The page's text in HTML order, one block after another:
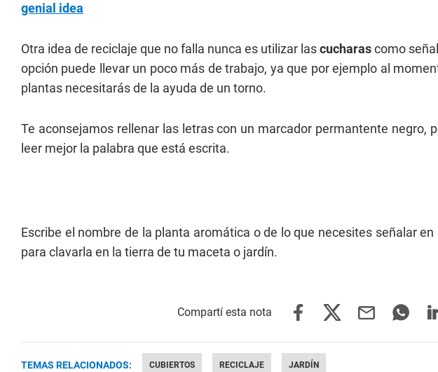
genial idea
Otra idea de reciclaje que no falla nunca es utilizar lascucharascomo
opción puede llevar un poco más de trabajo, ya que por ejemplo al
plantas necesitarás de la ayuda de un torno.
Te aconsejamos rellenar las letras con un marcador permantente negro,
leer mejor la palabra que está escrita.
Escribe el nombre de la planta aromática o de lo que necesites señalar
para clavarla en la tierra de tu maceta o jardín.
TEMAS RELACIONADOS: CUBIERTOS RECICLAJE JARDÍN